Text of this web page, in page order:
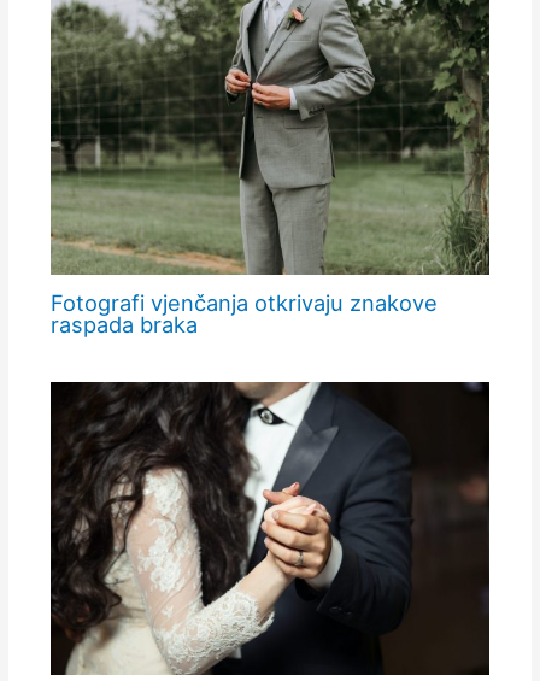
Fotografi vjenčanja otkrivaju znakove
raspada braka